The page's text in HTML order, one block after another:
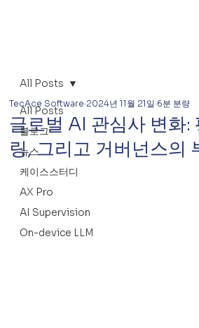
All Posts
블로그
뉴스
케이스스터디
AX Pro
AI Supervision
On-device LLM
All Posts
글로벌 AI 관심사 변화:
링, 그리고 거버넌스의
TecAce Software 2024년 11월 21일 6분 분량